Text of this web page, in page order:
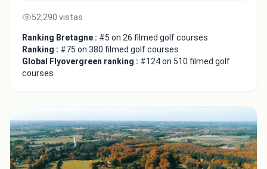
52,290 vistas
Ranking Bretagne : #5 on 26 filmed golf courses
Ranking : #75 on 380 filmed golf courses
Global Flyovergreen ranking : #124 on 510 filmed golf
courses